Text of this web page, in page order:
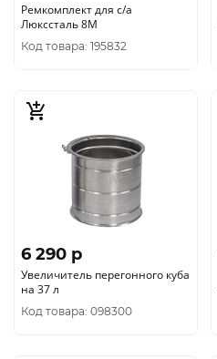
Ремкомплект для с/а
Люкссталь 8М
Код товара: 195832
6 290 p
Увеличитель перегонного куба
на 37 л
Код товара: 098300